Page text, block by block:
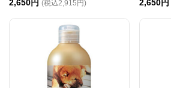
2,650円 (税込2,915円) 2,650円